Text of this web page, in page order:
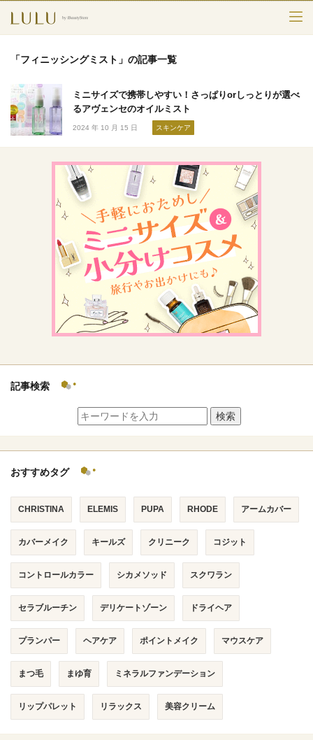
スキンケア
メークアップ
エイジングケア
フレグランス
ボディ＆ヘア
ライフスタイル
検索
「フィニッシングミスト」の記事一覧
ミニサイズで携帯しやすい！さっぱりorしっとりが選べ
るアヴェンセのオイルミスト
2024 年 10 月 15 日 スキンケア
記事検索
検索
おすすめタグ
CHRISTINA ELEMIS PUPA RHODE アームカバー
カバーメイク キールズ クリニーク コジット
コントロールカラー シカメソッド スクワラン
セラブルーチン デリケートゾーン ドライヘア
プランパー ヘアケア ポイントメイク マウスケア
まつ毛 まゆ育 ミネラルファンデーション
リップパレット リラックス 美容クリーム